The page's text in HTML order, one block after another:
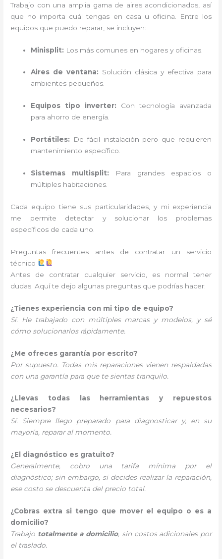
Trabajo con una amplia gama de aires acondicionados, así
que no importa cuál tengas en casa u oficina. Entre los
equipos que puedo reparar, se incluyen:
Minisplit: Los más comunes en hogares y oficinas.
Aires de ventana: Solución clásica y efectiva para
ambientes pequeños.
Equipos tipo inverter: Con tecnología avanzada
para ahorro de energía.
Portátiles: De fácil instalación pero que requieren
mantenimiento específico.
Sistemas multisplit: Para grandes espacios o
múltiples habitaciones.
Cada equipo tiene sus particularidades, y mi experiencia
me permite detectar y solucionar los problemas
específicos de cada uno.
Preguntas frecuentes antes de contratar un servicio
técnico
Antes de contratar cualquier servicio, es normal tener
dudas. Aquí te dejo algunas preguntas que podrías hacer:
¿Tienes experiencia con mi tipo de equipo?
Sí. He trabajado con múltiples marcas y modelos, y sé
cómo solucionarlos rápidamente.
¿Me ofreces garantía por escrito?
Por supuesto. Todas mis reparaciones vienen respaldadas
con una garantía para que te sientas tranquilo.
¿Llevas todas las herramientas y repuestos
necesarios?
Sí. Siempre llego preparado para diagnosticar y, en su
mayoría, reparar al momento.
¿El diagnóstico es gratuito?
Generalmente, cobro una tarifa mínima por el
diagnóstico; sin embargo, si decides realizar la reparación,
ese costo se descuenta del precio total.
¿Cobras extra si tengo que mover el equipo o es a
domicilio?
Trabajo totalmente a domicilio, sin costos adicionales por
el traslado.